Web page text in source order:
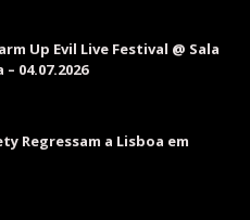
Up Evil Live Festival @ Sala
04.07.2026
Regressam a Lisboa em